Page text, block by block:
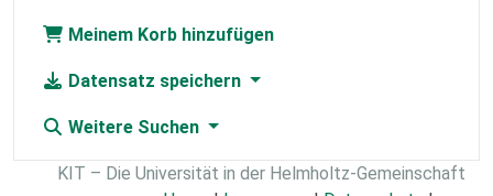
Meinem Korb hinzufügen
Datensatz speichern
Weitere Suchen
KIT – Die Universität in der Helmholtz-Gemeinschaft